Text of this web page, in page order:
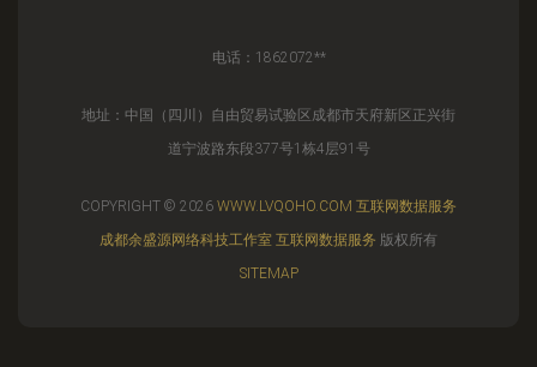
电话：1862072**
地址：中国（四川）自由贸易试验区成都市天府新区正兴街
道宁波路东段377号1栋4层91号
COPYRIGHT © 2026 WWW.LVQOHO.COM 互联网数据服务
成都余盛源网络科技工作室 互联网数据服务 版权所有
SITEMAP